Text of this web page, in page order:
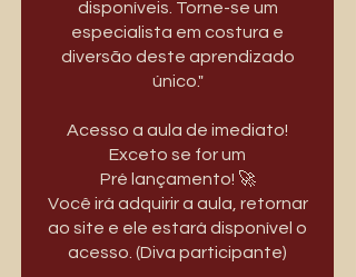
disponíveis. Torne-se um
especialista em costura e
diversão deste aprendizado
único."
Acesso a aula de imediato!
Exceto se for um
Pré lançamento! 🚀
Você irá adquirir a aula, retornar
ao site e ele estará disponível o
acesso. (Diva participante)